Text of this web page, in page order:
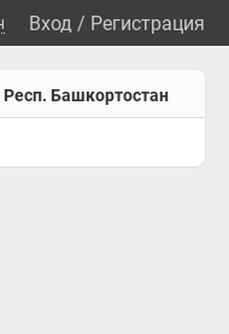
Вход / Регистрация
Респ. Башкортостан